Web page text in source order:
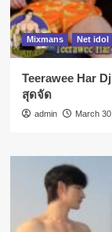
Mixmans Net idol
Teerawee Har
สุดจัด
admin March